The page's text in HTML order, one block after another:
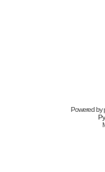
Powered by